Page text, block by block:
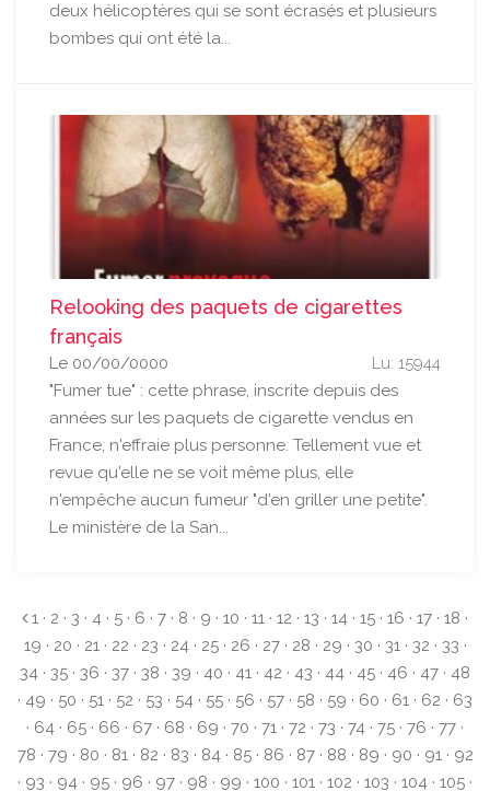
deux hélicoptères qui se sont écrasés et plusieurs
bombes qui ont été la...
Relooking des paquets de cigarettes
français
Lu: 15944
Le 00/00/0000
"Fumer tue" : cette phrase, inscrite depuis des
années sur les paquets de cigarette vendus en
France, n'effraie plus personne. Tellement vue et
revue qu'elle ne se voit même plus, elle
n'empêche aucun fumeur "d'en griller une petite".
Le ministère de la San...
1 · 2 · 3 · 4 · 5 · 6 · 7 · 8 · 9 · 10 · 11 · 12 · 13 · 14 · 15 · 16 · 17 · 18 ·
19 · 20 · 21· 22 · 23 · 24· 25· 26 · 27· 28 · 29 · 30 · 31· 32 · 33 ·
34 · 35 · 36 · 37 · 38 · 39 · 40 · 41 · 42 · 43 · 44 · 45 · 46 · 47 · 48
· 49 · 50 · 51 · 52 · 53 · 54 · 55 · 56 · 57 · 58 · 59 · 60 · 61 · 62 · 63
· 64 · 65 · 66 · 67 · 68 · 69 · 70 · 71 · 72 · 73 · 74 · 75 · 76 · 77 ·
78 · 79 · 80 · 81· 82 · 83 · 84· 85· 86 · 87· 88 · 89 · 90 · 91· 92
· 93 · 94 · 95 · 96 · 97 · 98 · 99 · 100 · 101 · 102 · 103 · 104 · 105 ·